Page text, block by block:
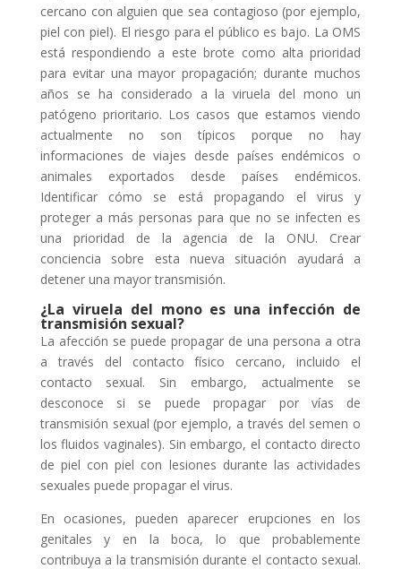
cercano con alguien que sea contagioso (por ejemplo,
piel con piel). El riesgo para el público es bajo. La OMS
está respondiendo a este brote como alta prioridad
para evitar una mayor propagación; durante muchos
años se ha considerado a la viruela del mono un
patógeno prioritario. Los casos que estamos viendo
actualmente no son típicos porque no hay
informaciones de viajes desde países endémicos o
animales exportados desde países endémicos.
Identificar cómo se está propagando el virus y
proteger a más personas para que no se infecten es
una prioridad de la agencia de la ONU. Crear
conciencia sobre esta nueva situación ayudará a
detener una mayor transmisión.
¿La viruela del mono es una infección de
transmisión sexual?
La afección se puede propagar de una persona a otra
a través del contacto físico cercano, incluido el
contacto sexual. Sin embargo, actualmente se
desconoce si se puede propagar por vías de
transmisión sexual (por ejemplo, a través del semen o
los fluidos vaginales). Sin embargo, el contacto directo
de piel con piel con lesiones durante las actividades
sexuales puede propagar el virus.
En ocasiones, pueden aparecer erupciones en los
genitales y en la boca, lo que probablemente
contribuya a la transmisión durante el contacto sexual.